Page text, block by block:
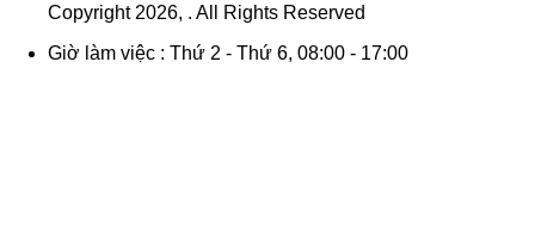
Copyright 2026, . All Rights Reserved
Giờ làm việc : Thứ 2 - Thứ 6, 08:00 - 17:00